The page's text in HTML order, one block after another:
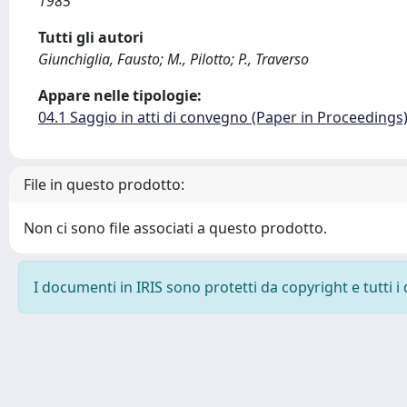
Tutti gli autori
Giunchiglia, Fausto; M., Pilotto; P., Traverso
Appare nelle tipologie:
04.1 Saggio in atti di convegno (Paper in Proceedings)
File in questo prodotto:
Non ci sono file associati a questo prodotto.
I documenti in IRIS sono protetti da copyright e tutti